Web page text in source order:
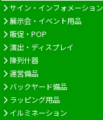
サイン・インフォメーション
展示会・イベント用品
販促・POP
演出・ディスプレイ
陳列什器
運営備品
バックヤード備品
ラッピング用品
イルミネーション